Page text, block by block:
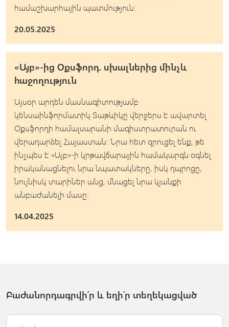
համաշխարհային պատմություն։
20.05.2025
«Այբ»-ից Օքսֆորդ. սխալներից մինչև
հաջողություն
Այսօր արդեն մասնագիտությամբ
կենսաինֆորմատիկ Տաթևիկը վերջերս է ավարտել
Օքսֆորդի համալսարանի մագիստրատուրան ու
վերադարձել Հայաստան: Նրա հետ զրուցել ենք, թե
ինչպես է «Այբ»-ի կրթավճարային համակարգն օգնել
իրականացնելու նրա նպատակները, իսկ դպրոցը,
նույնիսկ տարիներ անց, մնացել նրա կյանքի
անբաժանելի մասը:
14.04.2025
Բաժանորդագրվի՛ր և եղի՛ր տեղեկացված